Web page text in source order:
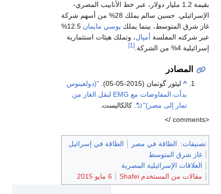
بقيمة 1.2 مليار دولار، عبر خط الأنابيب المصري-
الإسرائيلي. حسين سالم يملك 28% من أسهم شركة
غاز شرق المتوسط، بينما يملك يوسي مايمان
12.5%
عبر شركته المفلسة أمپال، وتملك هيئات استثمارية
إسرائيلية 4% من الشركة.
[1]
المصادر
^ ليئور گوتمان (2015-05-05).
"(دولفينوس
بدأت المفاوضات مع EMG لنقل الغاز من
تمار إلى مصر)"
. كالكاليست.
<comments />
تصنيفات: الطاقة في مصر
الطاقة في إسرائيل
غاز شرق المتوسط
العلاقات الإسرائيلية المصرية
مقالات من المستخدم Shafei
6 مايو 2015